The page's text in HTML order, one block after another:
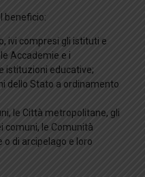
beneficio:
ivi compresi gli istituti e
Accademie e i
istituzioni educative;
dello Stato a ordinamento
le Città metropolitane, gli
comuni, le Comunità
o di arcipelago e loro